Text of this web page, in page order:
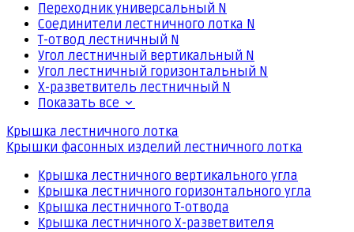
Переходник универсальный N
Соединители лестничного лотка N
Т-отвод лестничный N
Угол лестничный вертикальный N
Угол лестничный горизонтальный N
Х-разветвитель лестничный N
Показать все
Крышка лестничного лотка
Крышки фасонных изделий лестничного лотка
Крышка лестничного вертикального угла
Крышка лестничного горизонтального угла
Крышка лестничного Т-отвода
Крышка лестничного Х-разветвителя